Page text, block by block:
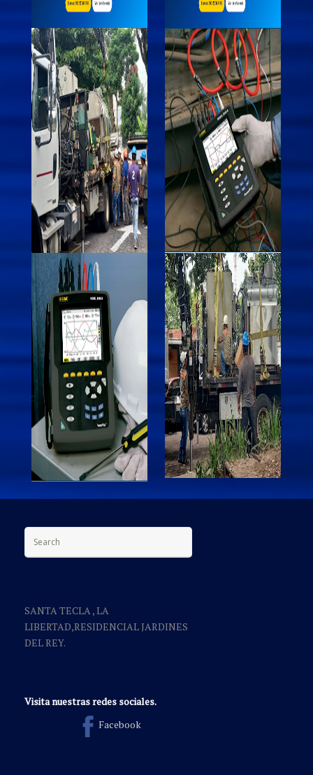
SANTA TECLA , LA
LIBERTAD,RESIDENCIAL JARDINES
DEL REY.
Visita nuestras redes sociales.
Facebook